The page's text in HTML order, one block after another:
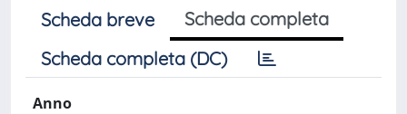
Scheda breve
Scheda completa
Scheda completa (DC)
Anno